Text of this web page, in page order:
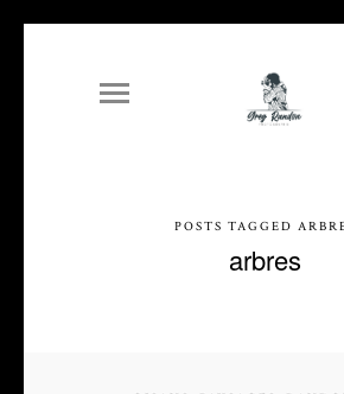
POSTS TAGGED
arbres